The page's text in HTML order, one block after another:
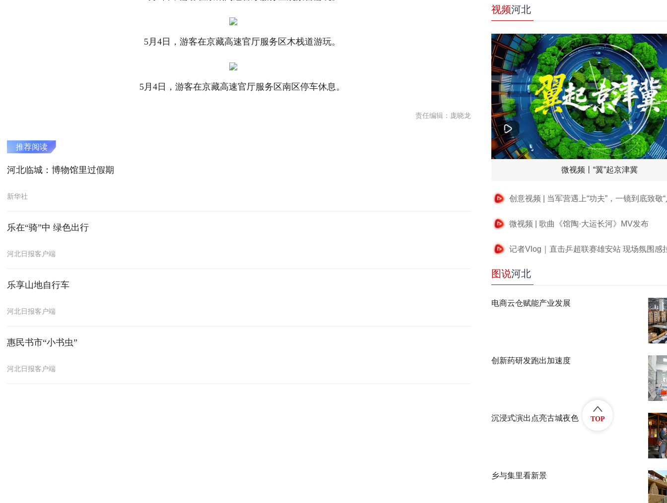
5月4日，游客在京藏高速官厅服务区木栈道游玩。
5月4日，游客在京藏高速官厅服务区南区停车休息。
责任编辑：庞晓龙
推荐阅读
河北临城：博物馆里过假期
新华社
乐在“骑”中 绿色出行
河北日报客户端
乐享山地自行车
河北日报客户端
惠民书市“小书虫”
河北日报客户端
视频河北
微视频丨“翼”起京津冀
创意视频 | 当军营遇上“功夫”，一镜到底致敬“
微视频 | 歌曲《馆陶·大运长河》MV发布
记者Vlog｜直击乒超联赛雄安站 现场氛围感
图说河北
电商云仓赋能产业发展
创新药研发跑出加速度
沉浸式演出点亮古城夜色
乡与集里看新景
TOP